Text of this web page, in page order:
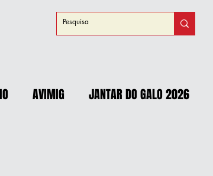
AVIMIG JANTAR DO GALO 2026